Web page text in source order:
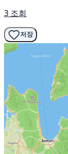
3 조회
저장